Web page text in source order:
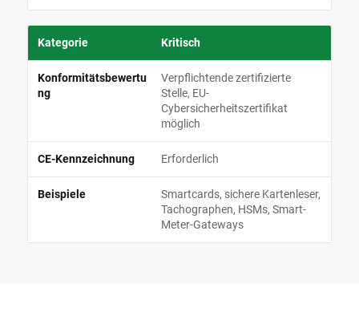
Kritisch
Verpflichtende zertifizierte
Stelle, EU-
Cybersicherheitszertifikat
möglich
Erforderlich
Smartcards, sichere Kartenleser,
Tachographen, HSMs, Smart-
Meter-Gateways